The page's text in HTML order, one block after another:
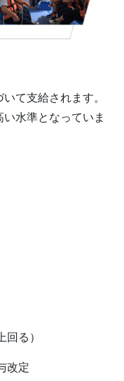
て支給されます。
水準となっていま
る）
改定